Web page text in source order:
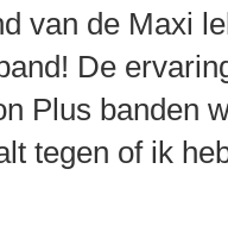
van de Maxi
De
Plus banden
tegen of ik